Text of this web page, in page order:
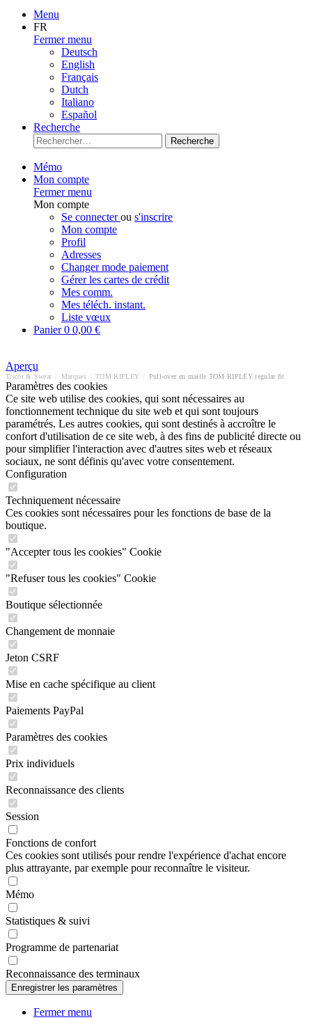
Menu
FR
Fermer menu
Deutsch
English
Français
Dutch
Italiano
Español
Recherche
Recherche
Mémo
Mon compte
Fermer menu
Mon compte
Se connecterou s'inscrire
Mon compte
Profil
Adresses
Changer mode paiement
Gérer les cartes de crédit
Mes comm.
Mes téléch. instant.
Liste vœux
Panier0 0,00 €
Aperçu
Tricot & Sweat Marques TOM RIPLEY Pull-over en maille TOM RIPLEY regular fit
Paramètres des cookies
Ce site web utilise des cookies, qui sont nécessaires au
fonctionnement technique du site web et qui sont toujours
paramétrés. Les autres cookies, qui sont destinés à accroître le
confort d'utilisation de ce site web, à des fins de publicité directe ou
pour simplifier l'interaction avec d'autres sites web et réseaux
sociaux, ne sont définis qu'avec votre consentement.
Configuration
Techniquement nécessaire
Ces cookies sont nécessaires pour les fonctions de base de la
boutique.
"Accepter tous les cookies" Cookie
"Refuser tous les cookies" Cookie
Boutique sélectionnée
Changement de monnaie
Jeton CSRF
Mise en cache spécifique au client
Paiements PayPal
Paramètres des cookies
Prix individuels
Reconnaissance des clients
Session
Fonctions de confort
Ces cookies sont utilisés pour rendre l'expérience d'achat encore
plus attrayante, par exemple pour reconnaître le visiteur.
Mémo
Statistiques & suivi
Programme de partenariat
Reconnaissance des terminaux
Fermer menu